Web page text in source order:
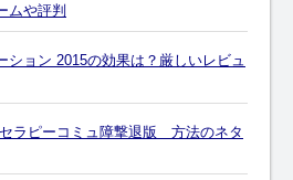
ムや評判
ション 2015の効果は？厳しいレビュ
ラピーコミュ障撃退版 方法のネタ